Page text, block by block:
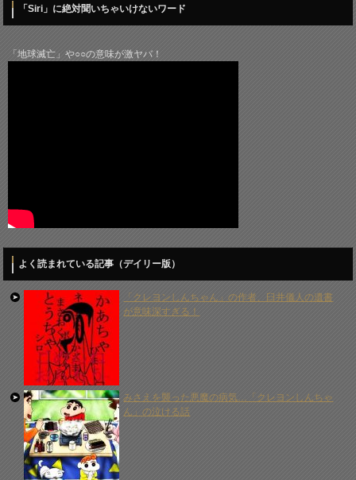
「Siri」に絶対聞いちゃいけないワード
「地球滅亡」や○○の意味が激ヤバ！
よく読まれている記事（デイリー版）
「クレヨンしんちゃん」の作者、臼井儀人の遺書
が意味深すぎる！
みさえを襲った悪魔の病気…「クレヨンしんちゃ
ん」の泣ける話